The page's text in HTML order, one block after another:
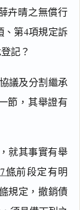
卉晴之無償行
、第4項規定訴
記？
議及分割繼承
節，其舉證有
就其事實有舉
條前段定有明
規定，撤銷債